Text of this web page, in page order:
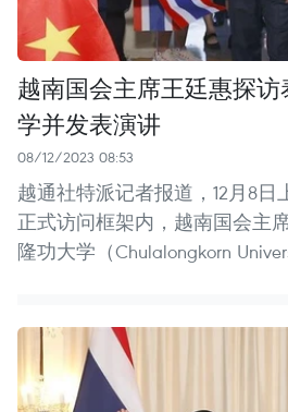
越南国会主席王廷惠探
学并发表演讲
08/12/2023 08:53
越通社特派记者报道，12月8
正式访问框架内，越南国会主
隆功大学（Chulalongkorn